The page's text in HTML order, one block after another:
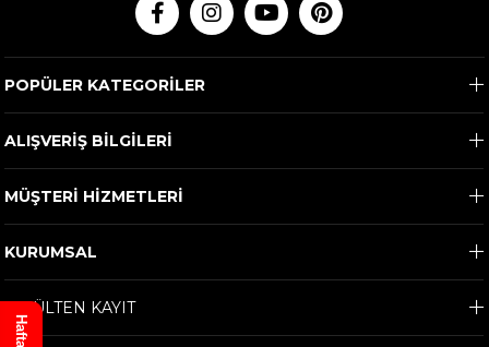
POPÜLER KATEGORİLER
ALIŞVERİŞ BİLGİLERİ
MÜŞTERİ HİZMETLERİ
KURUMSAL
E-BÜLTEN KAYIT